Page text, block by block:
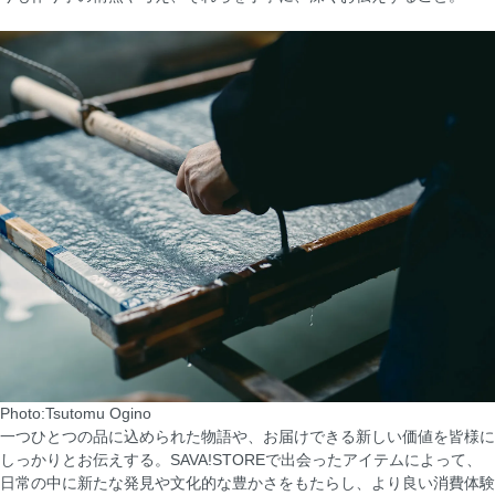
Photo:Tsutomu Ogino
一つひとつの品に込められた物語や、お届けできる新しい価値を皆様に
しっかりとお伝えする。SAVA!STOREで出会ったアイテムによって、
日常の中に新たな発見や文化的な豊かさをもたらし、より良い消費体験